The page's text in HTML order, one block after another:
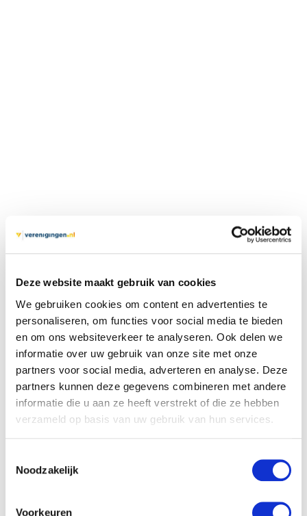
Deze website maakt gebruik van cookies
We gebruiken cookies om content en advertenties te
personaliseren, om functies voor social media te bieden
en om ons websiteverkeer te analyseren. Ook delen we
informatie over uw gebruik van onze site met onze
partners voor social media, adverteren en analyse. Deze
partners kunnen deze gegevens combineren met andere
informatie die u aan ze heeft verstrekt of die ze hebben
verzameld op basis van uw gebruik van hun services.
Noodzakelijk
Voorkeuren
Wat is een gekwalificeerde
Bij een
gekwalificeerde
voldaan aan
voorwaarden staan in de